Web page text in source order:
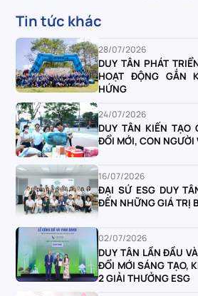
Tin tức khác
28/07/2026
DUY TÂN PHÁT
HOẠT ĐỘNG GẮN
HỨNG
24/07/2026
DUY TÂN KIẾN TẠO
ĐỔI MỚI, CON NGƯỜI
16/07/2026
ĐẠI SỨ ESG DUY
ĐẾN NHỮNG GIÁ TRỊ
02/07/2026
DUY TÂN LẦN ĐẦU
ĐỔI MỚI SÁNG TẠO,
2 GIẢI THƯỞNG ESG